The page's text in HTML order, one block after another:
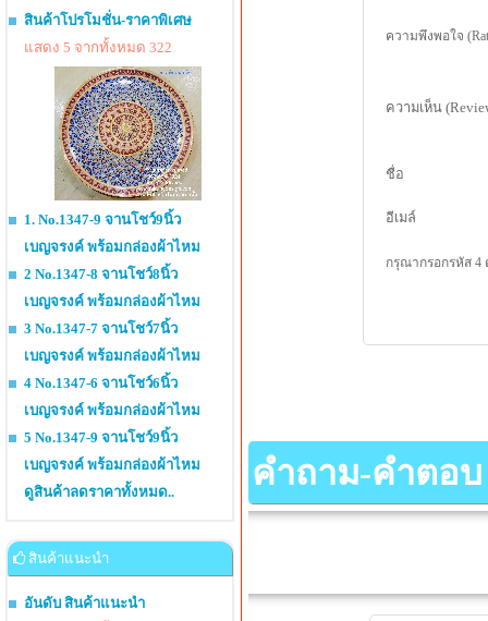
สินค้าโปรโมชั่น-ราคาพิเศษ
แสดง 5 จากทั้งหมด 322
1. No.1347-9 จานโชว์9นิ้ว
เบญจรงค์ พร้อมกล่องผ้าไหม
2 No.1347-8 จานโชว์8นิ้ว
เบญจรงค์ พร้อมกล่องผ้าไหม
3 No.1347-7 จานโชว์7นิ้ว
เบญจรงค์ พร้อมกล่องผ้าไหม
4 No.1347-6 จานโชว์6นิ้ว
เบญจรงค์ พร้อมกล่องผ้าไหม
5 No.1347-9 จานโชว์9นิ้ว
เบญจรงค์ พร้อมกล่องผ้าไหม
ดูสินค้าลดราคาทั้งหมด..
สินค้าแนะนำ
อันดับ สินค้าแนะนำ
ความพึงพอใจ
ความเห็น
ชื่อ
อีเมล์
กรุณากรอกรหัส 4
คำถาม-คำตอ